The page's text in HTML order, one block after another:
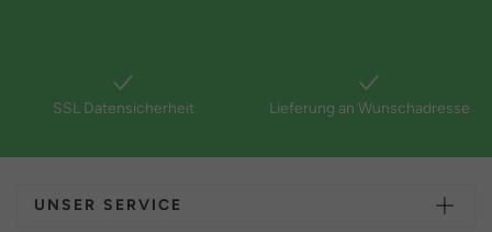
SSL Datensicherheit Lieferung an Wunschadresse
UNSER SERVICE